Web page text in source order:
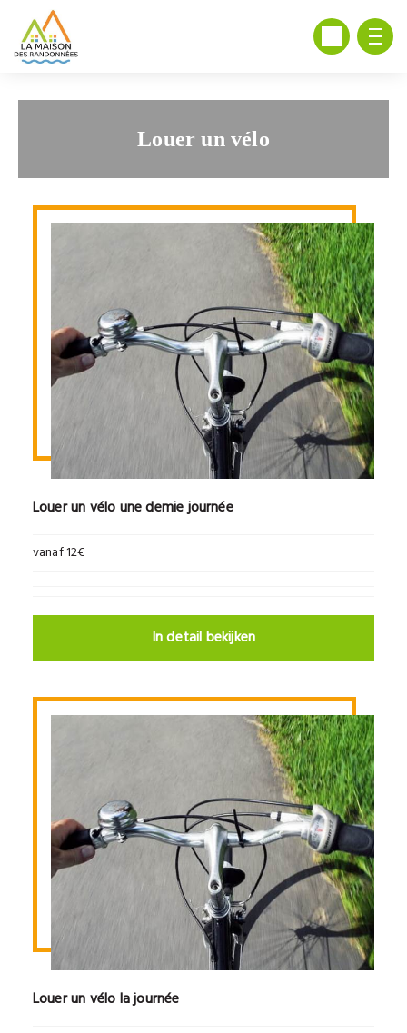
Louer un vélo
Louer un vélo une demie journée
vanaf 12€
In detail bekijken
Louer un vélo la journée